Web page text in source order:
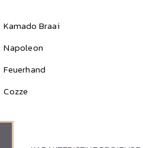
Kamado Braai
Napoleon
Feuerhand
Cozze